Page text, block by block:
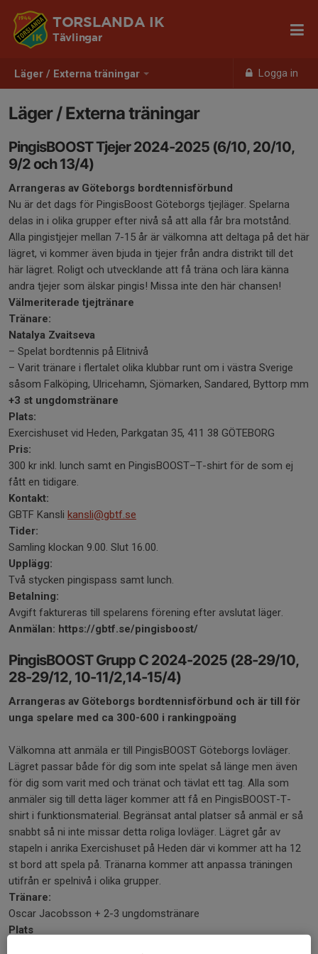
Läger / Externa träningar Logga in
TORSLANDA IK
Tävlingar
Läger / Externa träningar
PingisBOOST Tjejer 2024-2025 (6/10, 20/10,
9/2 och 13/4)
Arrangeras av Göteborgs bordtennisförbund
Nu är det dags för PingisBoost Göteborgs tjejläger. Spelarna
delas in i olika grupper efter nivå så att alla får bra motstånd.
Alla pingistjejer mellan 7-15 år är välkomna att deltaga på det här
lägret, vi kommer även bjuda in tjejer från andra distrikt till det
här lägret. Roligt och utvecklande att få träna och lära känna
andra tjejer som älskar pingis! Missa inte den här chansen!
Välmeriterade tjejtränare
Tränare:
Natalya Zvaitseva
– Spelat bordtennis på Elitnivå
– Varit tränare i flertalet olika klubbar runt om i västra Sverige
såsom Falköping, Ulricehamn, Sjömarken, Sandared, Byttorp mm
+3 st ungdomstränare
Plats:
Exercishuset vid Heden, Parkgatan 35, 411 38 GÖTEBORG
Pris:
300 kr inkl. lunch samt en PingisBOOST–T-shirt för de som ej
fått en tidigare.
Kontakt:
GBTF Kansli kansli@gbtf.se
Tider:
Samling klockan 9.00. Slut 16.00.
Upplägg:
Två stycken pingispass samt lunch.
Betalning:
Avgift faktureras till spelarens förening efter avslutat läger.
Anmälan: https://gbtf.se/pingisboost/
PingisBOOST Grupp C 2024-2025 (28-29/10,
28-29/12, 10-11/2,14-15/4)
Arrangeras av Göteborgs bordtennisförbund och är till för
unga spelare med ca 300-600 i rankingpoäng
Välkomna att anmäla er till PingisBOOST Göteborgs lovläger.
Lägret passar både för dig som inte spelat så länge men även
för dig som varit med och tränat och tävlat ett tag. Alla som
anmäler sig till detta läger kommer att få en PingisBOOST-T-
shirt i funktionsmaterial. Begränsat antal platser så anmäl er så
snabbt så ni inte missar detta roliga lovläger. Lägret går av
stapeln i anrika Exercishuset på Heden där vi kommer att ha 12
st bord att spela på. Tränarna kommer att anpassa träningen
utifrån er spelnivå i olika grupper.
Tränare:
Oscar Jacobsson + 2-3 ungdomstränare
Plats